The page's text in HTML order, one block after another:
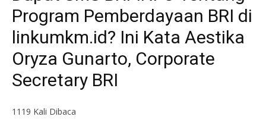
Program Pemberdayaan BRI di
linkumkm.id? Ini Kata Aestika
Oryza Gunarto, Corporate
Secretary BRI
1119 Kali Dibaca